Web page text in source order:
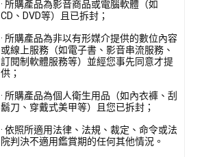
· 所購產品為影音商品或電腦軟體（如
CD、DVD等）且已拆封；
· 所購產品為非以有形媒介提供的數位內容
或線上服務（如電子書、影音串流服務、
訂閱制軟體服務等）並經您事先同意才提
供；
· 所購產品為個人衛生用品（如內衣褲、刮
鬍刀、穿戴式美甲等）且您已拆封；
· 依照所適用法律、法規、裁定、命令或法
院判決不適用鑑賞期的任何其他情況。